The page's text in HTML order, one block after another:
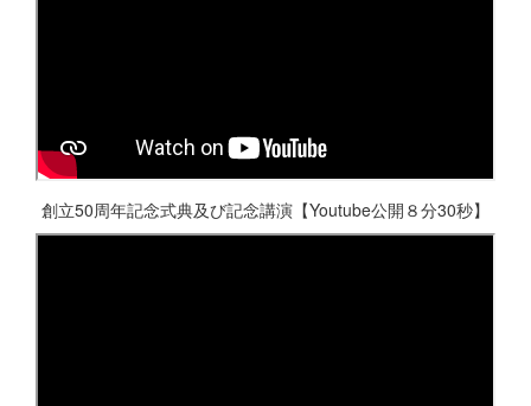
創立50周年記念式典及び記念講演【Youtube公開８分30秒】